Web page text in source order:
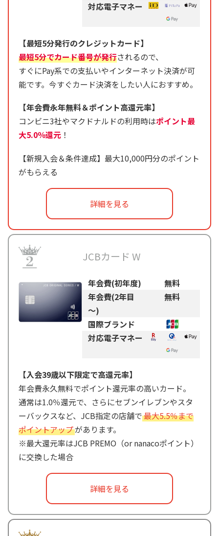
対応電子マネー
【最短5分発行のクレジットカード】
最短5分でカード番号が発行されるので、
すぐにPay系での支払いやインターネット決済が可
能です。今すぐカード決済をしたい人におすすめ。
【年会費永年無料＆ポイント高還元率】
コンビニ3社やマクドナルドの利用時はポイント最
大5.0％還元 ！
【新規入会＆条件達成】最大10,000円分のポイント
がもらえる
詳細を見る
JCBカード W
年会費(初年度)
無料
年会費(2年目
～)
無料
国際ブランド
対応電子マネー
【入会39歳以下限定で高還元率】
年会費永久無料でポイント還元率の高いカード。
通常は1.0％還元で、さらにセブンイレブンやスタ
ーバックスなど、JCB指定の店舗で最大5.5％まで
ポイントアップがあります。
※最大還元率はJCB PREMO（or nanacoポイント）
に交換した場合
詳細を見る